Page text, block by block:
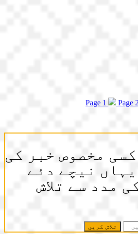
Page 1 Page 2
مخصوص خبر کی
یہاں نیچے دئے
مدد سے تلاش